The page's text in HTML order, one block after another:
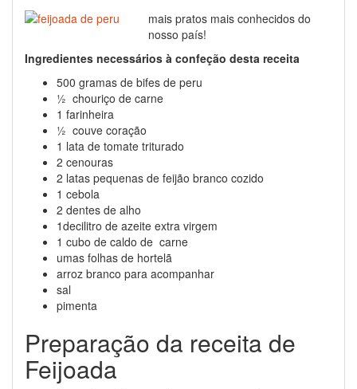
mais pratos mais conhecidos do
nosso país!
Ingredientes necessários à confeção desta receita
500 gramas de bifes de peru
½ chouriço de carne
1 farinheira
½ couve coração
1 lata de tomate triturado
2 cenouras
2 latas pequenas de feijão branco cozido
1 cebola
2 dentes de alho
1decilitro de azeite extra virgem
1 cubo de caldo de carne
umas folhas de hortelã
arroz branco para acompanhar
sal
pimenta
Preparação da receita de
Feijoada